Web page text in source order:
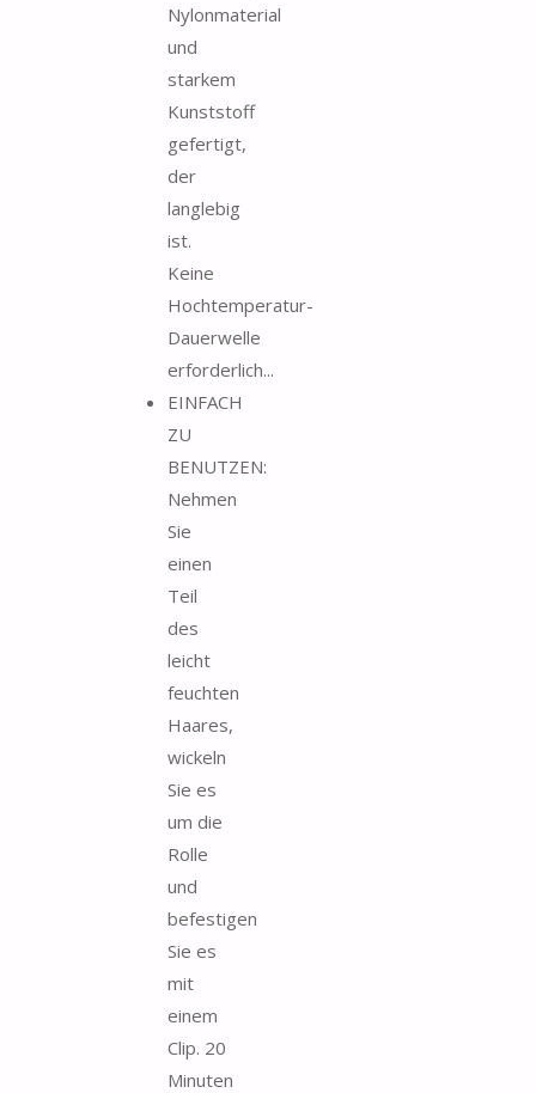
Nylonmaterial
und
starkem
Kunststoff
gefertigt,
der
langlebig
ist.
Keine
Hochtemperatur-
Dauerwelle
erforderlich...
EINFACH
ZU
BENUTZEN:
Nehmen
Sie
einen
Teil
des
leicht
feuchten
Haares,
wickeln
Sie es
um die
Rolle
und
befestigen
Sie es
mit
einem
Clip. 20
Minuten